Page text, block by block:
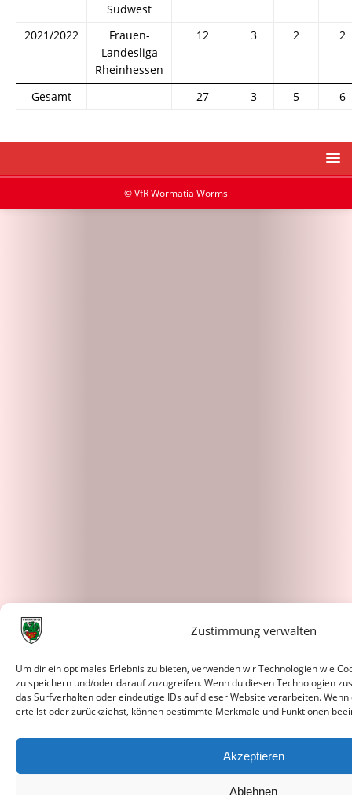
Zustimmung verwalten
Um dir ein optimales Erlebnis zu bieten, verwenden wir Technologien wie
zu speichern und/oder darauf zuzugreifen. Wenn du diesen Technologien
das Surfverhalten oder eindeutige IDs auf dieser Website verarbeiten.
erteilst oder zurückziehst, können bestimmte Merkmale und Funktionen
Akzeptieren
Ablehnen
Südwest
2021/2022
Frauen-
Landesliga
Rheinhessen
12 3 2 2
Gesamt 27 3 5 6
© VfR Wormatia Worms